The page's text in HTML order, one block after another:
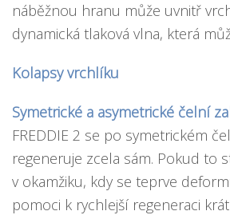
náběžnou hranu může uvnitř
dynamická tlaková vlna, která
Kolapsy vrchlíku
Symetrické a asymetrické čelní
FREDDIE 2 se po symetrickém
regeneruje zcela sám. Pokud to
v okamžiku, kdy se teprve
pomoci k rychlejší regeneraci